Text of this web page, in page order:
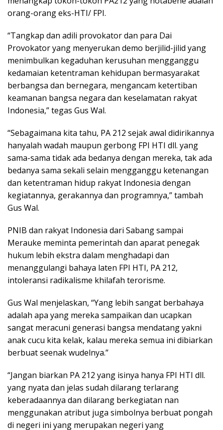
orang-orang eks-HTI/ FPI.
“Tangkap dan adili provokator dan para Dai
Provokator yang menyerukan demo berjilid-jilid yang
menimbulkan kegaduhan kerusuhan mengganggu
kedamaian ketentraman kehidupan bermasyarakat
berbangsa dan bernegara, mengancam ketertiban
keamanan bangsa negara dan keselamatan rakyat
Indonesia,” tegas Gus Wal.
“Sebagaimana kita tahu, PA 212 sejak awal didirikannya
hanyalah wadah maupun gerbong FPI HTI dll. yang
sama-sama tidak ada bedanya dengan mereka, tak ada
bedanya sama sekali selain mengganggu ketenangan
dan ketentraman hidup rakyat Indonesia dengan
kegiatannya, gerakannya dan programnya,” tambah
Gus Wal.
PNIB dan rakyat Indonesia dari Sabang sampai
Merauke meminta pemerintah dan aparat penegak
hukum lebih ekstra dalam menghadapi dan
menanggulangi bahaya laten FPI HTI, PA 212,
intoleransi radikalisme khilafah terorisme.
Gus Wal menjelaskan, “Yang lebih sangat berbahaya
adalah apa yang mereka sampaikan dan ucapkan
sangat meracuni generasi bangsa mendatang yakni
anak cucu kita kelak, kalau mereka semua ini dibiarkan
berbuat seenak wudelnya.”
“Jangan biarkan PA 212 yang isinya hanya FPI HTI dll.
yang nyata dan jelas sudah dilarang terlarang
keberadaannya dan dilarang berkegiatan nan
menggunakan atribut juga simbolnya berbuat pongah
di negeri ini yang merupakan negeri yang